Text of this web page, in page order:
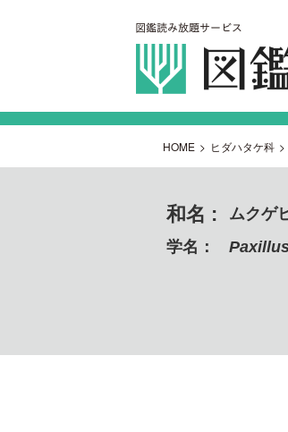
HOME > ヒダハタケ科 >
和名 :
ムクゲ
学名：